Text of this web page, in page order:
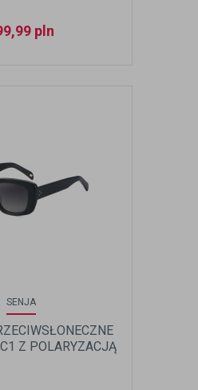
pln
SENJA
Z POLARYZACJĄ